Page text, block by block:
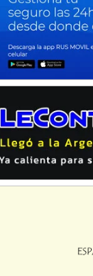
SUR SANTAFESINO - F4
Rufino (Santa Fe)